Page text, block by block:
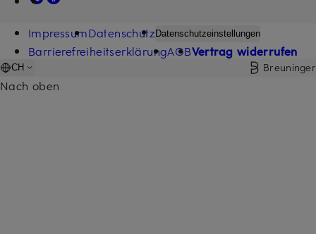
ImpressumDatenschutz Datenschutzeinstellungen
BarrierefreiheitserklärungAGBVertrag widerrufen
CH Breuninger
Nach oben